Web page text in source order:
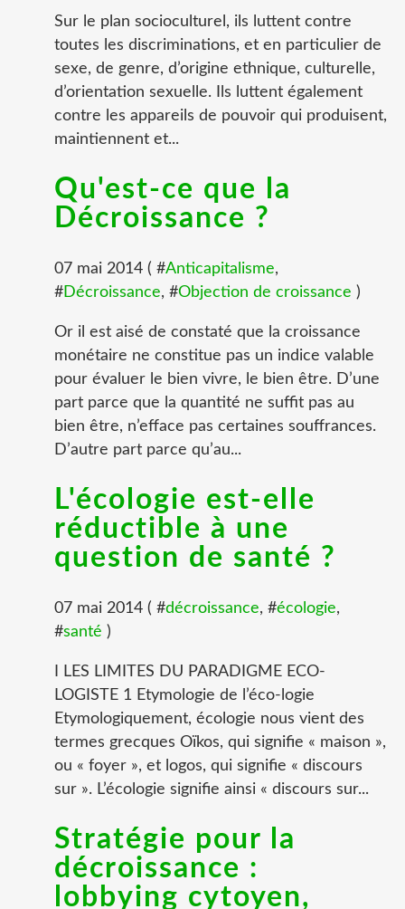
Sur le plan socioculturel, ils luttent contre
toutes les discriminations, et en particulier de
sexe, de genre, d’origine ethnique, culturelle,
d’orientation sexuelle. Ils luttent également
contre les appareils de pouvoir qui produisent,
maintiennent et...
Qu'est-ce que la
Décroissance ?
07 mai 2014 ( #Anticapitalisme,
#Décroissance, #Objection de croissance )
Or il est aisé de constaté que la croissance
monétaire ne constitue pas un indice valable
pour évaluer le bien vivre, le bien être. D’une
part parce que la quantité ne suffit pas au
bien être, n’efface pas certaines souffrances.
D’autre part parce qu’au...
L'écologie est-elle
réductible à une
question de santé ?
07 mai 2014 ( #décroissance, #écologie,
#santé )
I LES LIMITES DU PARADIGME ECO-
LOGISTE 1 Etymologie de l’éco-logie
Etymologiquement, écologie nous vient des
termes grecques Oïkos, qui signifie « maison »,
ou « foyer », et logos, qui signifie « discours
sur ». L’écologie signifie ainsi « discours sur...
Stratégie pour la
décroissance :
lobbying cytoyen,